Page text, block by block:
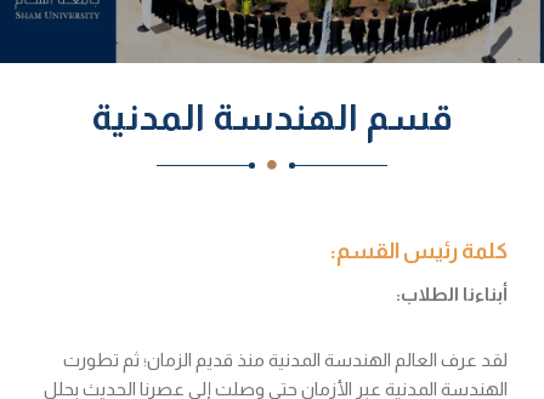
قسم الهندسة المدنية
كلمة رئيس القسم:
أبناءنا الطلاب:
لقد عرف العالم الهندسة المدنية منذ قديم الزمان؛ ثم تطورت
الهندسة المدنية عبر الأزمان حتى وصلت إلى عصرنا الحديث بحلل